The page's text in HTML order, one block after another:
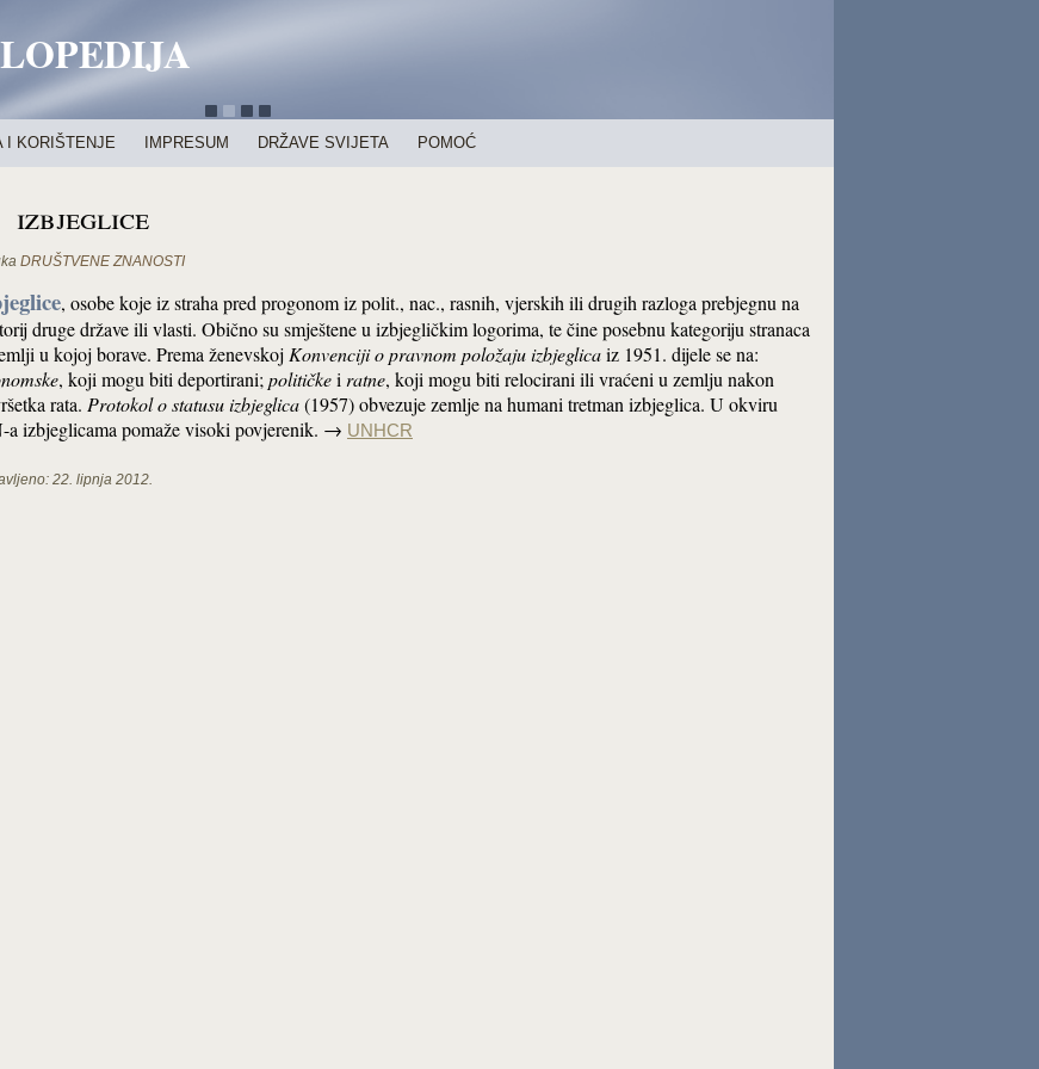
I KORIŠTENJE IMPRESUM DRŽAVE SVIJETA POMOĆ
izbjeglice
DRUŠTVENE ZNANOSTI
, osobe koje iz straha pred progonom iz polit., nac., rasnih, vjerskih ili drugih razloga prebjegnu na
druge države ili vlasti. Obično su smještene u izbjegličkim logorima, te čine posebnu kategoriju stranaca
u kojoj borave. Prema ženevskoj Konvenciji o pravnom položaju izbjeglicaiz 1951. dijele se na:
, koji mogu biti deportirani; političkei ratne, koji mogu biti relocirani ili vraćeni u zemlju nakon
rata. Protokol o statusu izbjeglica(1957) obvezuje zemlje na humani tretman izbjeglica. U okviru
a izbjeglicama pomaže visoki povjerenik. → UNHCR
22. lipnja 2012.